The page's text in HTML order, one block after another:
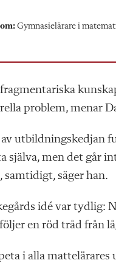
Gymnasielärare i
problem, menar
utbildningskedjan
själva, men det går
säger han.
idé var tydlig:
en röd tråd från
i alla